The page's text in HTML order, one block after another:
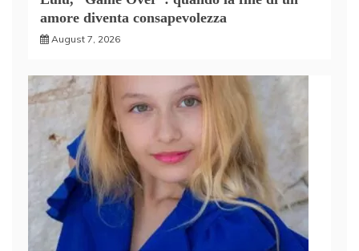
amore diventa consapevolezza
August 7, 2026